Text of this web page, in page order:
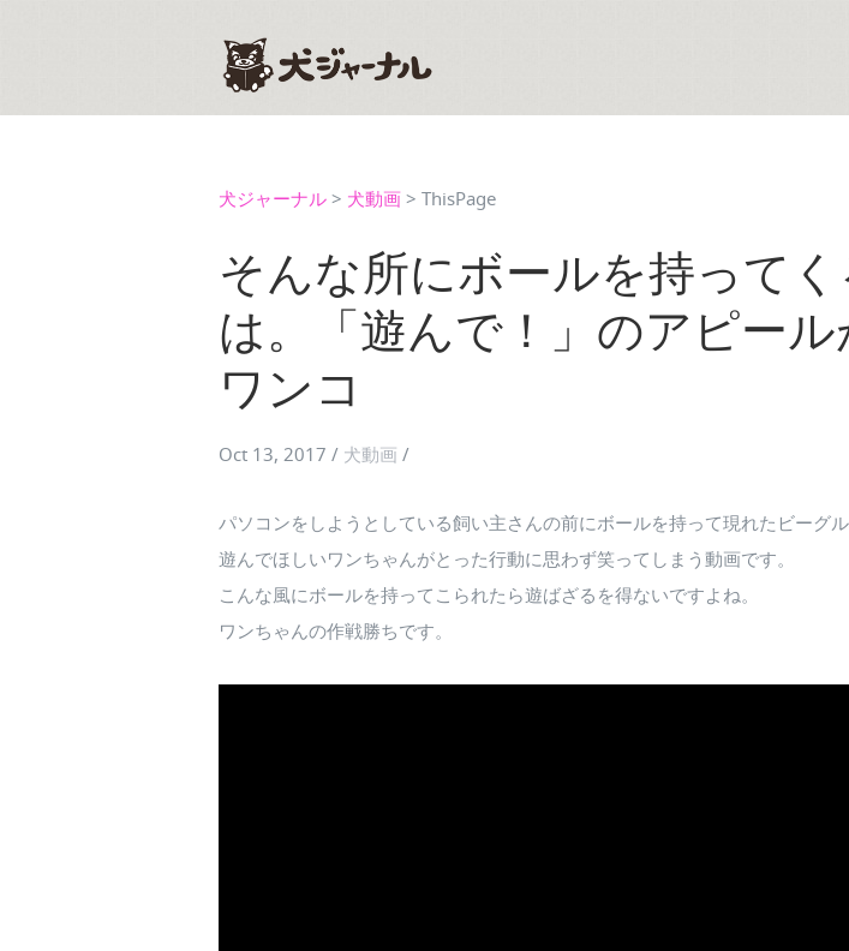
犬ジャーナル > 犬動画 > ThisPage
そんな所にボールを持ってく
は。「遊んで！」のアピール
ワンコ
Oct 13, 2017 / 犬動画 /
パソコンをしようとしている飼い主さんの前にボールを持って現れたビーグル
遊んでほしいワンちゃんがとった行動に思わず笑ってしまう動画です。
こんな風にボールを持ってこられたら遊ばざるを得ないですよね。
ワンちゃんの作戦勝ちです。